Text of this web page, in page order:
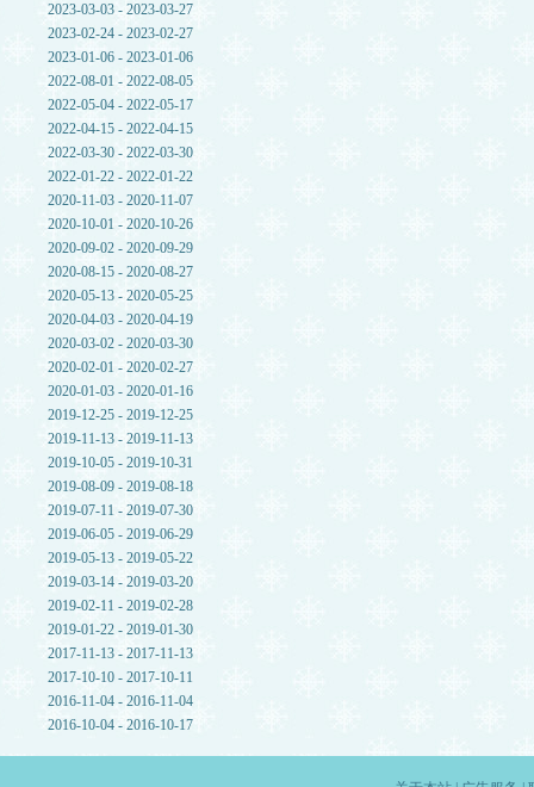
2023-03-03 - 2023-03-27
2023-02-24 - 2023-02-27
2023-01-06 - 2023-01-06
2022-08-01 - 2022-08-05
2022-05-04 - 2022-05-17
2022-04-15 - 2022-04-15
2022-03-30 - 2022-03-30
2022-01-22 - 2022-01-22
2020-11-03 - 2020-11-07
2020-10-01 - 2020-10-26
2020-09-02 - 2020-09-29
2020-08-15 - 2020-08-27
2020-05-13 - 2020-05-25
2020-04-03 - 2020-04-19
2020-03-02 - 2020-03-30
2020-02-01 - 2020-02-27
2020-01-03 - 2020-01-16
2019-12-25 - 2019-12-25
2019-11-13 - 2019-11-13
2019-10-05 - 2019-10-31
2019-08-09 - 2019-08-18
2019-07-11 - 2019-07-30
2019-06-05 - 2019-06-29
2019-05-13 - 2019-05-22
2019-03-14 - 2019-03-20
2019-02-11 - 2019-02-28
2019-01-22 - 2019-01-30
2017-11-13 - 2017-11-13
2017-10-10 - 2017-10-11
2016-11-04 - 2016-11-04
2016-10-04 - 2016-10-17